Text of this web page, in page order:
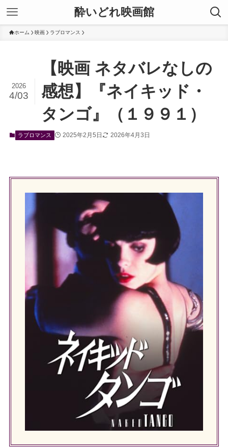
酔いどれ映画館
ホーム 映画 ラブロマンス
【映画 ネタバレなしの
感想】『ネイキッド・
タンゴ』（１９９１）
2026
4/03
ラブロマンス 2025年2月5日 2026年4月3日